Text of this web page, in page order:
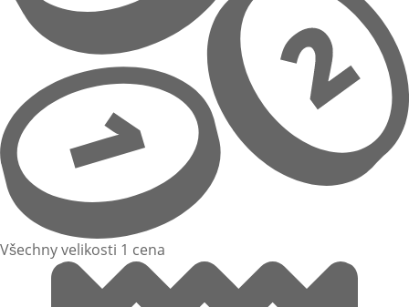
Všechny velikosti 1 cena